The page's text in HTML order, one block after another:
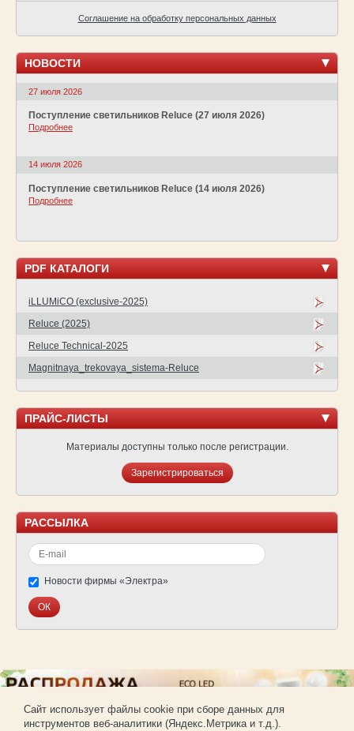
Соглашение на обработку персональных данных
НОВОСТИ
27 июля 2026
Поступление светильников Reluce (27 июля 2026)
Подробнее
14 июля 2026
Поступление светильников Reluce (14 июля 2026)
Подробнее
PDF КАТАЛОГИ
iLLUMiCO (exclusive-2025)
Reluce (2025)
Reluce Technical-2025
Magnitnaya_trekovaya_sistema-Reluce
ПРАЙС-ЛИСТЫ
Материалы доступны только после регистрации.
Зарегистрироваться
РАССЫЛКА
Новости фирмы «Электра»
Cайт использует файлы cookie при сборе данных для
инструментов веб-аналитики (Яндекс.Метрика и т.д.).